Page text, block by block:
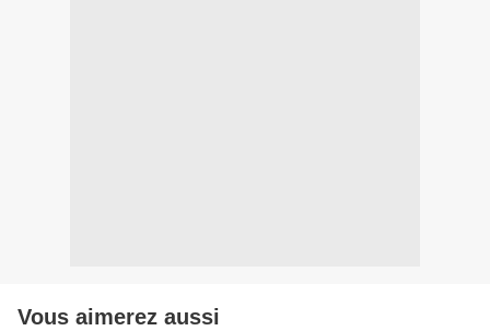
Vous aimerez aussi